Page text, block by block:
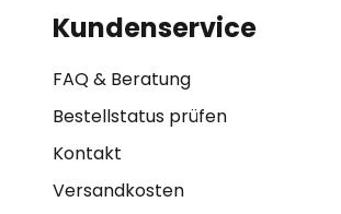
Kundenservice
FAQ & Beratung
Bestellstatus prüfen
Kontakt
Versandkosten